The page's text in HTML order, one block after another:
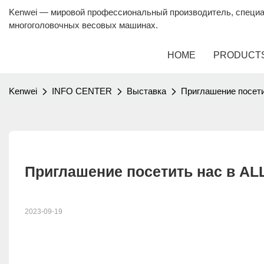
Kenwei — мировой профессиональный производитель,
многоголовочных весовых машинах.
HOME
Kenwei INFO CENTER Выставка Приглашение
Приглашение посетить нас в
2023-09-19